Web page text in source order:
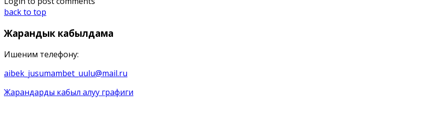
back to top
Жарандык кабылдама
Ишеним телефону:
aibek_jusumambet_uulu@mail.ru
Жарандарды кабыл алуу графиги